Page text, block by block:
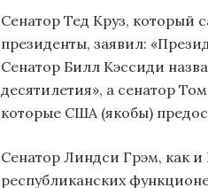
Сенатор Тед Круз, который
президенты, заявил:
Сенатор Билл Кэссиди
десятилетия», а сенатор
которые США (якобы)
Сенатор Линдси Грэм, как и
республиканских